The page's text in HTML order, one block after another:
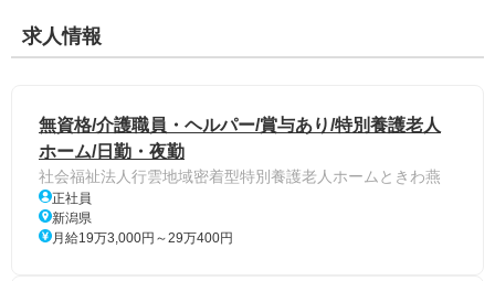
求人情報
無資格/介護職員・ヘルパー/賞与あり/特別養護老人
ホーム/日勤・夜勤
社会福祉法人行雲地域密着型特別養護老人ホームときわ燕
正社員
新潟県
月給19万3,000円～29万400円